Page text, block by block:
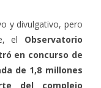
y divulgativo, pero
el Observatorio
en concurso de
de 1,8 millones
del complejo